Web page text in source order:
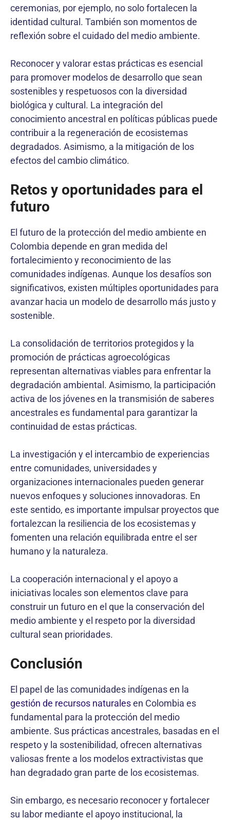
ceremonias, por ejemplo, no solo fortalecen la
identidad cultural. También son momentos de
reflexión sobre el cuidado del medio ambiente.
Reconocer y valorar estas prácticas es esencial
para promover modelos de desarrollo que sean
sostenibles y respetuosos con la diversidad
biológica y cultural. La integración del
conocimiento ancestral en políticas públicas puede
contribuir a la regeneración de ecosistemas
degradados. Asimismo, a la mitigación de los
efectos del cambio climático.
Retos y oportunidades para el
futuro
El futuro de la protección del medio ambiente en
Colombia depende en gran medida del
fortalecimiento y reconocimiento de las
comunidades indígenas. Aunque los desafíos son
significativos, existen múltiples oportunidades para
avanzar hacia un modelo de desarrollo más justo y
sostenible.
La consolidación de territorios protegidos y la
promoción de prácticas agroecológicas
representan alternativas viables para enfrentar la
degradación ambiental. Asimismo, la participación
activa de los jóvenes en la transmisión de saberes
ancestrales es fundamental para garantizar la
continuidad de estas prácticas.
La investigación y el intercambio de experiencias
entre comunidades, universidades y
organizaciones internacionales pueden generar
nuevos enfoques y soluciones innovadoras. En
este sentido, es importante impulsar proyectos que
fortalezcan la resiliencia de los ecosistemas y
fomenten una relación equilibrada entre el ser
humano y la naturaleza.
La cooperación internacional y el apoyo a
iniciativas locales son elementos clave para
construir un futuro en el que la conservación del
medio ambiente y el respeto por la diversidad
cultural sean prioridades.
Conclusión
El papel de las comunidades indígenas en la
gestión de recursos naturalesen Colombia es
fundamental para la protección del medio
ambiente. Sus prácticas ancestrales, basadas en el
respeto y la sostenibilidad, ofrecen alternativas
valiosas frente a los modelos extractivistas que
han degradado gran parte de los ecosistemas.
Sin embargo, es necesario reconocer y fortalecer
su labor mediante el apoyo institucional, la